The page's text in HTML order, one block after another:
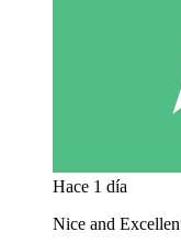
Hace 1 día
Nice and